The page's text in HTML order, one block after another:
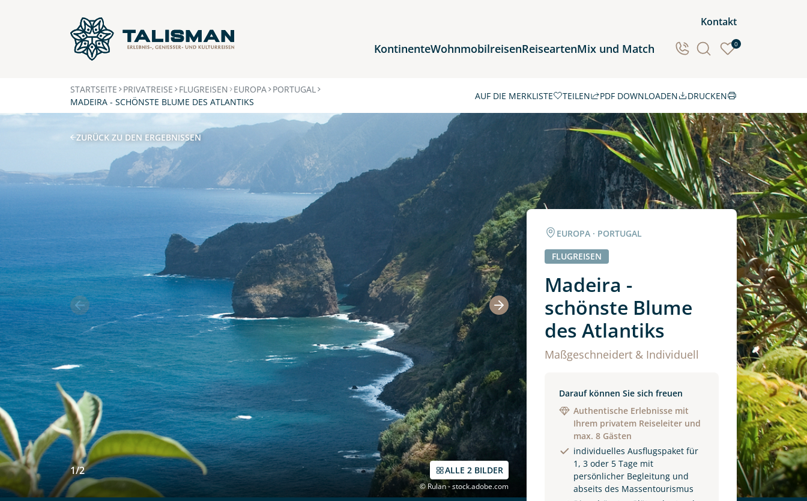
Kontakt
KontinenteWohnmobilreisenReiseartenMix und Match 0
Reiseziele
Afrika
Asien
Europa
Nordamerika
Ozeanien
Südamerika
STARTSEITE PRIVATREISE FLUGREISEN EUROPA PORTUGAL
MADEIRA - SCHÖNSTE BLUME DES ATLANTIKS
AUF DIE MERKLISTE TEILEN PDF DOWNLOADEN DRUCKEN
ZURÜCK ZU DEN ERGEBNISSEN
1/2 ALLE 2 BILDER
© Rulan - stock.adobe.com
EUROPA · PORTUGAL
FLUGREISEN
Madeira -
schönste Blume
des Atlantiks
Maßgeschneidert & Individuell
Darauf können Sie sich freuen
Authentische Erlebnisse mit
Ihrem privatem Reiseleiter und
max. 8 Gästen
individuelles Ausflugspaket für
1, 3 oder 5 Tage mit
persönlicher Begleitung und
abseits des Massentourismus